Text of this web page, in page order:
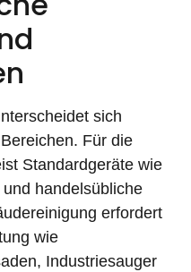
sich
Für die
Standardgeräte wie
handelsübliche
erfordert
wie
Industriesauger